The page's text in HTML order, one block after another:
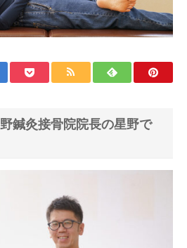
鍼灸接骨院院長の星野で